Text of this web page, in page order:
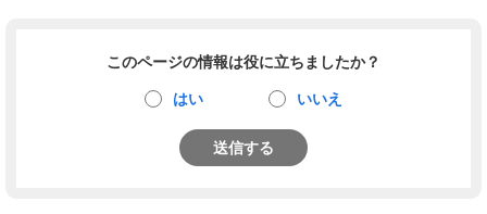
このページの情報は役に立ちましたか？
はい いいえ
送信する